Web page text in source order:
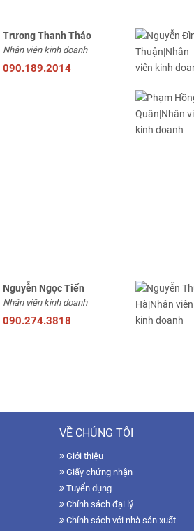
Trương Thanh Thảo
Nhân viên kinh doanh
090.189.2014
Nguyễn Ngọc Tiến
Nhân viên kinh doanh
090.274.3818
VỀ CHÚNG TÔI
Giới thiệu
Giấy chứng nhận
Tuyển dụng
Chính sách đại lý
Chính sách với nhà sản xuất